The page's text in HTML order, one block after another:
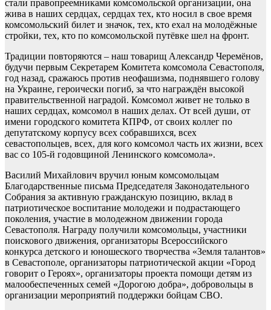
стали правопреемниками комсомольской организации, она
жива в наших сердцах, сердцах тех, кто носил в свое время
комсомольский билет и значок, тех, кто ехал на молодёжные
стройки, тех, кто по комсомольской путёвке шел на фронт.
Традиции повторяются – наш товарищ Александр Черемёнов,
будучи первым Секретарем Комитета комсомола Севастополя,
год назад, сражаюсь против неофашизма, поднявшего голову
на Украине, героически погиб, за что награждён высокой
правительственной наградой. Комсомол живет не только в
наших сердцах, комсомол в наших делах. От всей души, от
имени городского комитета КПРФ, от своих коллег по
депутатскому корпусу всех собравшихся, всех
севастопольцев, всех, для кого комсомол часть их жизни, всех
вас со 105-й годовщиной Ленинского комсомола».
Василий Михайлович вручил юным комсомольцам
Благодарственные письма Председателя Законодательного
Собрания за активную гражданскую позицию, вклад в
патриотическое воспитание молодежи и подрастающего
поколения, участие в молодежном движении города
Севастополя. Награду получили комсомольцы, участники
поискового движения, организаторы Всероссийского
конкурса детского и юношеского творчества «Земля талантов»
в Севастополе, организаторы патриотической акции «Город
говорит о Героях», организаторы проекта помощи детям из
малообеспеченных семей «Дорогою добра», добровольцы в
организации мероприятий поддержки бойцам СВО.